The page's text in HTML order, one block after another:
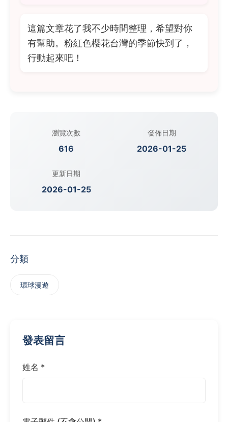
這篇文章花了我不少時間整理，希望對你
有幫助。粉紅色櫻花台灣的季節快到了，
行動起來吧！
瀏覽次數
616
發佈日期
2026-01-25
更新日期
2026-01-25
分類
‌環球漫遊
發表留言
姓名 *